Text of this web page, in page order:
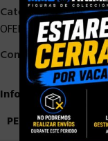
Categorías:
OFERTAS,Otros,
Compartir:
Información
PESO